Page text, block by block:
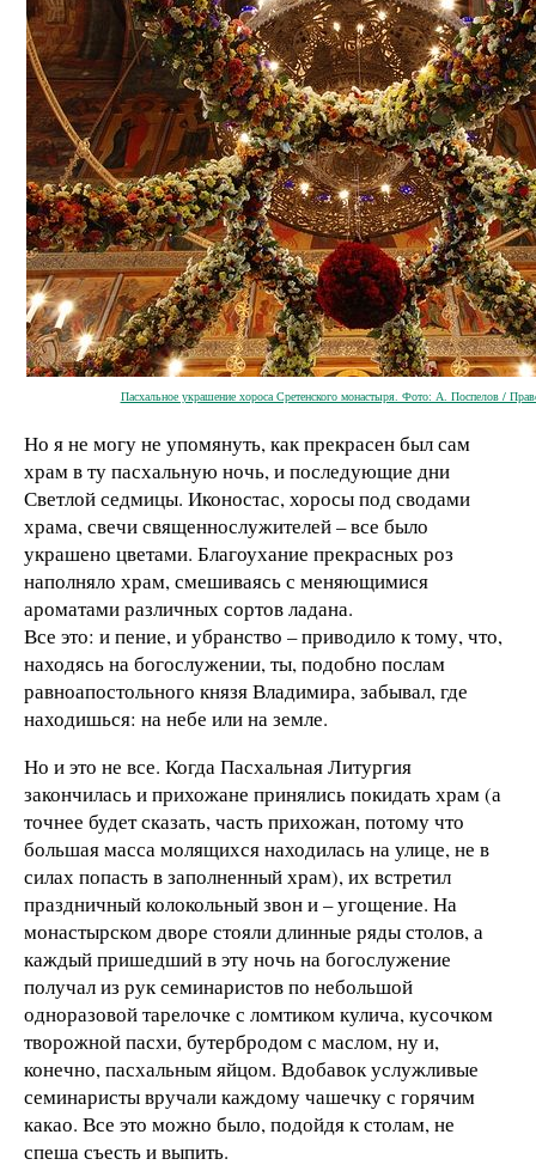
Пасхальное украшение хороса Сретенского монастыря. Фото: А. Поспелов /
Но я не могу не упомянуть, как прекрасен был сам
храм в ту пасхальную ночь, и последующие дни
Светлой седмицы. Иконостас, хоросы под сводами
храма, свечи священнослужителей – все было
украшено цветами. Благоухание прекрасных роз
наполняло храм, смешиваясь с меняющимися
ароматами различных сортов ладана.
Все это: и пение, и убранство – приводило к тому, что,
находясь на богослужении, ты, подобно послам
равноапостольного князя Владимира, забывал, где
находишься: на небе или на земле.
Но и это не все. Когда Пасхальная Литургия
закончилась и прихожане принялись покидать храм (а
точнее будет сказать, часть прихожан, потому что
большая масса молящихся находилась на улице, не в
силах попасть в заполненный храм), их встретил
праздничный колокольный звон и – угощение. На
монастырском дворе стояли длинные ряды столов, а
каждый пришедший в эту ночь на богослужение
получал из рук семинаристов по небольшой
одноразовой тарелочке с ломтиком кулича, кусочком
творожной пасхи, бутербродом с маслом, ну и,
конечно, пасхальным яйцом. Вдобавок услужливые
семинаристы вручали каждому чашечку с горячим
какао. Все это можно было, подойдя к столам, не
спеша съесть и выпить.